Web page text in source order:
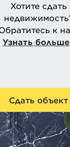
Хотите сдать
к
Узнать больше
Сдать объект